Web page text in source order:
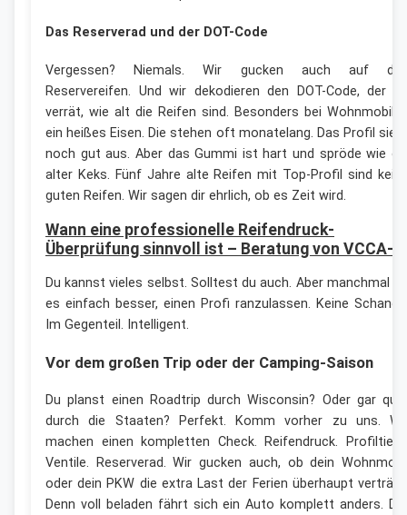
Das Reserverad und der DOT-Code
Vergessen? Niemals. Wir gucken auch auf
Reservereifen. Und wir dekodieren den DOT-Code, der
verrät, wie alt die Reifen sind. Besonders bei
ein heißes Eisen. Die stehen oft monatelang. Das Profil
noch gut aus. Aber das Gummi ist hart und spröde wie
alter Keks. Fünf Jahre alte Reifen mit Top-Profil sind
guten Reifen. Wir sagen dir ehrlich, ob es Zeit wird.
Wann eine professionelle Reifendruck-
Überprüfung sinnvoll ist – Beratung von VCCA-
Du kannst vieles selbst. Solltest du auch. Aber manchmal
es einfach besser, einen Profi ranzulassen. Keine
Im Gegenteil. Intelligent.
Vor dem großen Trip oder der Camping-Saison
Du planst einen Roadtrip durch Wisconsin? Oder gar
durch die Staaten? Perfekt. Komm vorher zu uns.
machen einen kompletten Check. Reifendruck.
Ventile. Reserverad. Wir gucken auch, ob dein
oder dein PKW die extra Last der Ferien überhaupt
Denn voll beladen fährt sich ein Auto komplett anders.